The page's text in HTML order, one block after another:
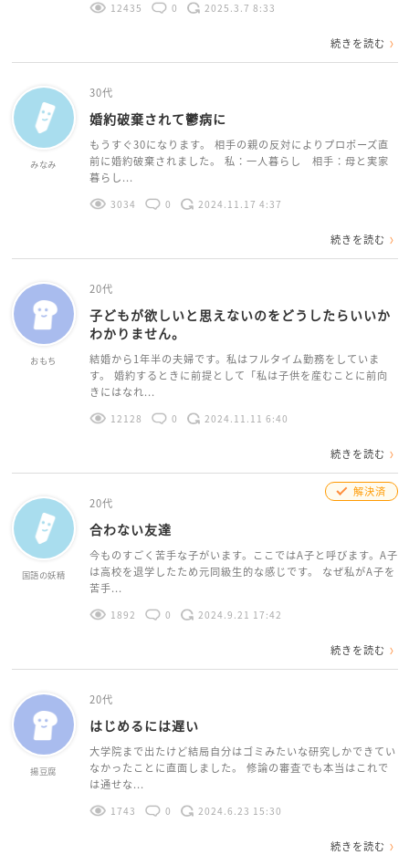
12435 0 2025.3.7 8:33
続きを読む
みなみ
30代
婚約破棄されて鬱病に
もうすぐ30になります。 相手の親の反対によりプロポーズ直
前に婚約破棄されました。 私：一人暮らし 相手：母と実家
暮らし...
3034 0 2024.11.17 4:37
続きを読む
おもち
20代
子どもが欲しいと思えないのをどうしたらいいか
わかりません。
結婚から1年半の夫婦です。私はフルタイム勤務をしていま
す。 婚約するときに前提として「私は子供を産むことに前向
きにはなれ...
12128 0 2024.11.11 6:40
続きを読む
国語の妖精
解決済
20代
合わない友達
今ものすごく苦手な子がいます。ここではA子と呼びます。A子
は高校を退学したため元同級生的な感じです。 なぜ私がA子を
苦手...
1892 0 2024.9.21 17:42
続きを読む
揚豆腐
20代
はじめるには遅い
大学院まで出たけど結局自分はゴミみたいな研究しかできてい
なかったことに直面しました。 修論の審査でも本当はこれで
は通せな...
1743 0 2024.6.23 15:30
続きを読む